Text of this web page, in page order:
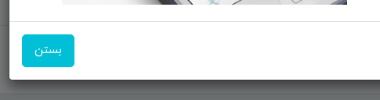
بستن
آدرس ایمیل: